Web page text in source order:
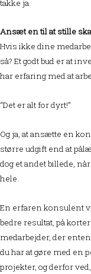
takke ja.
Ansæt en til at stille
Hvis ikke dine
så? Et godt bud er at
har erfaring med at
“Det er alt for dyrt!”
Og ja, at ansætte en
større udgift end at
dog et andet billede,
hele.
En erfaren konsulent
bedre resultat, på
medarbejder, der
du har at gøre med en
projekter, og derfor